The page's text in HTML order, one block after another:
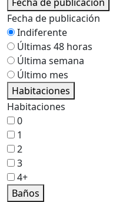
Fecha de publicación
Indiferente
Últimas 48 horas
Última semana
Último mes
Habitaciones
Habitaciones
0
1
2
3
4+
Baños